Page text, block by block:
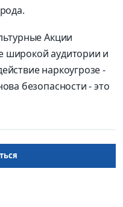
Акции
широкой аудитории и
наркоугрозе -
безопасности - это